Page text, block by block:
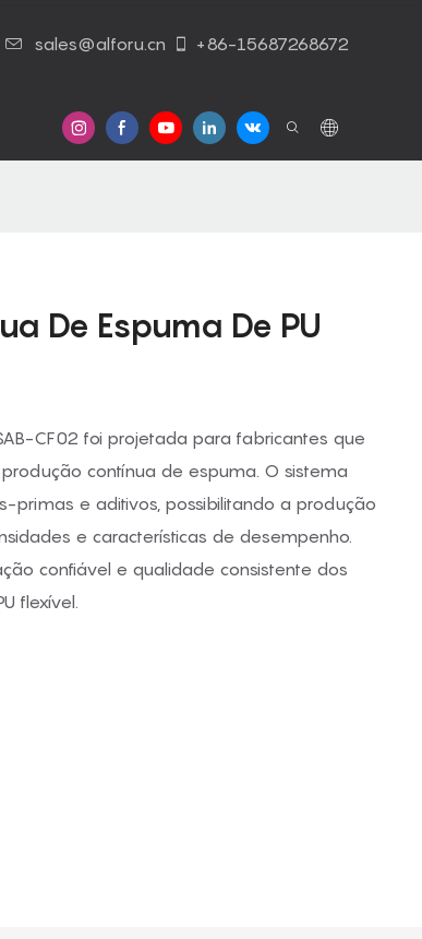
sales@alforu.cn +86-15687268672
De Espuma De PU
CF02 foi projetada para fabricantes que
contínua de espuma. O sistema
e aditivos, possibilitando a produção
e características de desempenho.
confiável e qualidade consistente dos
flexível.